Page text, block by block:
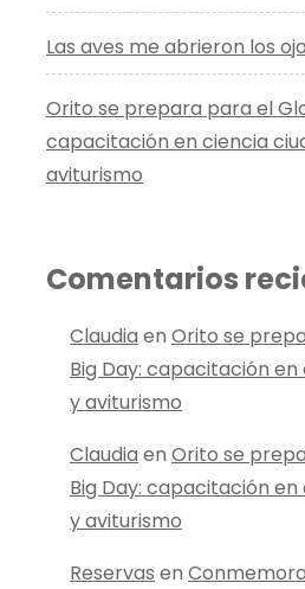
Las aves me abrieron los
Orito se prepara para el
capacitación en ciencia
aviturismo
Comentarios
Claudia en Orito se
Big Day: capacitación
y aviturismo
Claudia en Orito se
Big Day: capacitación
y aviturismo
Reservas en